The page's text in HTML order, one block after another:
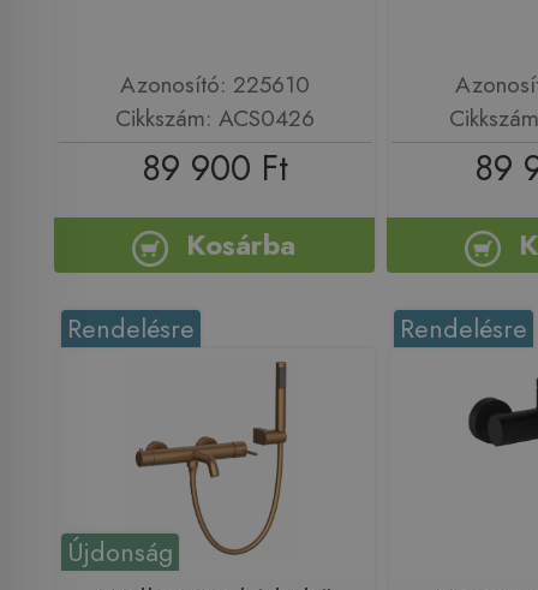
Azonosító: 225610
Cikkszám: ACS0426
89 900 Ft
Kosárba
89
Újdonság
Rendelésre Rendelésre